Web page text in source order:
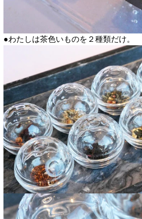
●わたしは茶色いものを２種類だけ。